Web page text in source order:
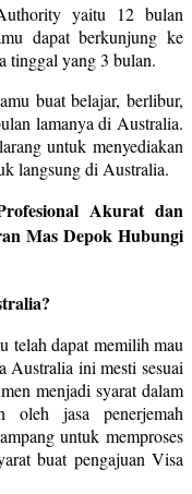
yaitu 12 bulan
dapat berkunjung ke
tinggal yang 3 bulan.
buat belajar, berlibur,
lamanya di Australia.
untuk menyediakan
langsung di Australia.
Akurat dan
Mas Depok Hubungi
telah dapat memilih mau
Australia ini mesti sesuai
menjadi syarat dalam
oleh jasa penerjemah
untuk memproses
buat pengajuan Visa